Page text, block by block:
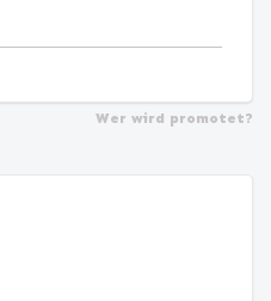
Wer wird promotet?